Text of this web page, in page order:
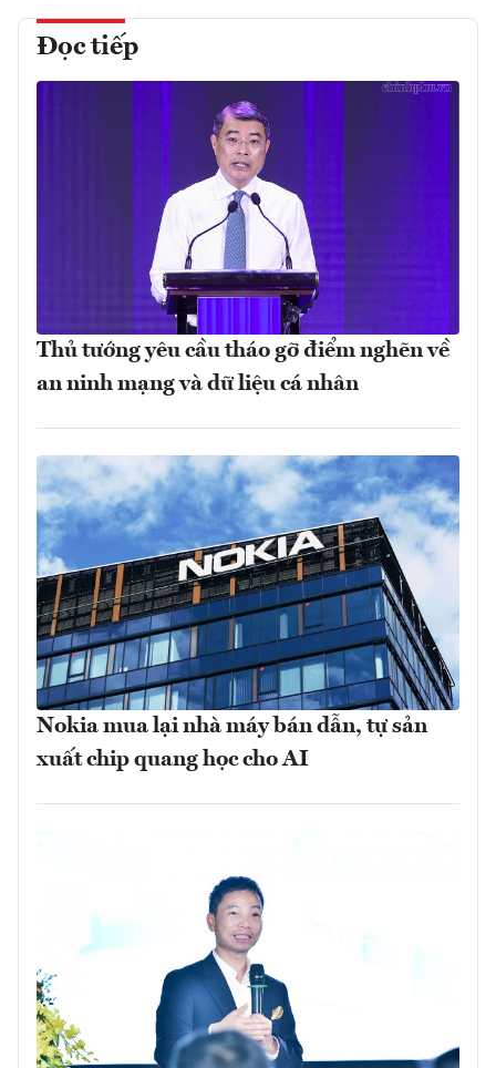
Đọc tiếp
Thủ tướng yêu cầu tháo gỡ điểm nghẽn về
an ninh mạng và dữ liệu cá nhân
Nokia mua lại nhà máy bán dẫn, tự sản
xuất chip quang học cho AI